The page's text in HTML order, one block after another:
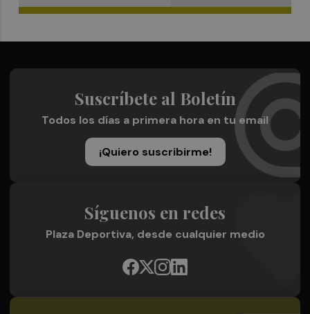
Suscríbete al Boletín
Todos los días a primera hora en tu email
¡Quiero suscribirme!
Síguenos en redes
Plaza Deportiva, desde cualquier medio